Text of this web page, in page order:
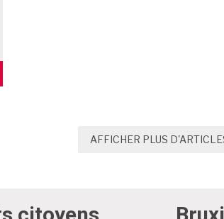
AFFICHER PLUS